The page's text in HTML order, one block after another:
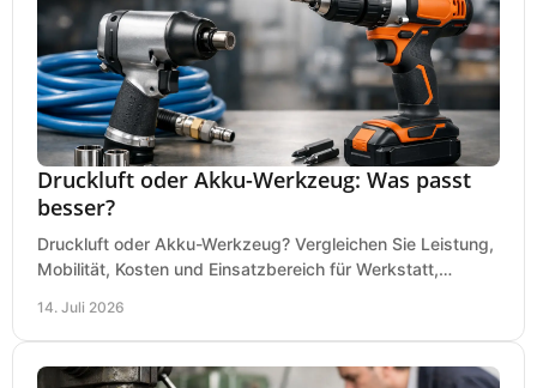
Druckluft oder Akku-Werkzeug: Was passt
besser?
Druckluft oder Akku-Werkzeug? Vergleichen Sie Leistung,
Mobilität, Kosten und Einsatzbereich für Werkstatt,
14. Juli 2026